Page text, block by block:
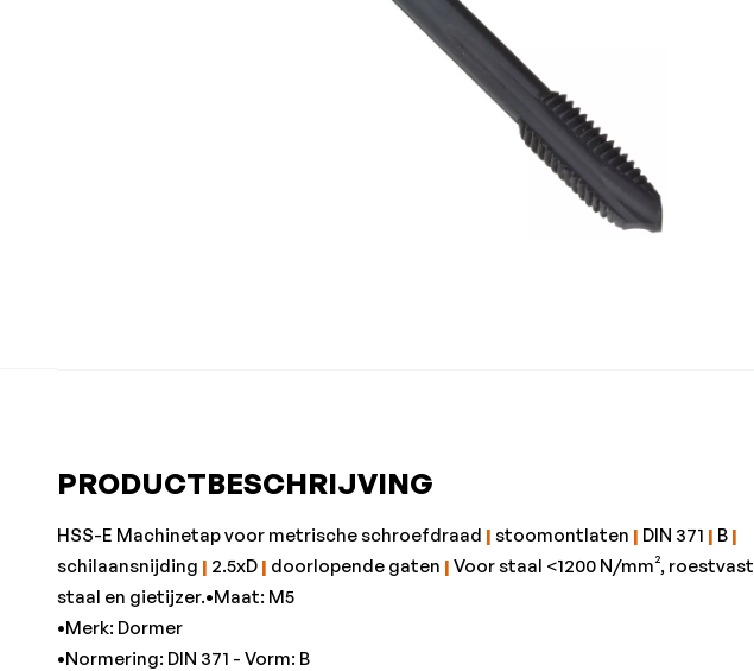
PRODUCTBESCHRIJVING
HSS-E Machinetap voor metrische schroefdraad | stoomontlaten | DIN 371 | B |
schilaansnijding | 2.5xD | doorlopende gaten | Voor staal <1200 N/mm², roestvast
staal en gietijzer.•Maat: M5
•Merk: Dormer
•Normering: DIN 371 - Vorm: B